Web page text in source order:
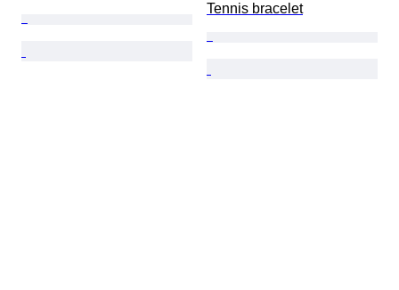
Tennis bracelet